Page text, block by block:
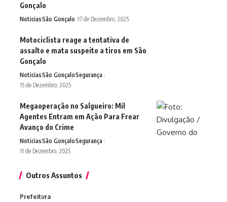
Gonçalo
NoticiasSão Gonçalo 17 de Dezembro, 2025
Motociclista reage a tentativa de
assalto e mata suspeito a tiros em São
Gonçalo
NoticiasSão GonçaloSegurança
15 de Dezembro, 2025
Megaoperação no Salgueiro: Mil
Agentes Entram em Ação Para Frear
Avanço do Crime
NoticiasSão GonçaloSegurança
11 de Dezembro, 2025
Outros Assuntos
Prefeitura